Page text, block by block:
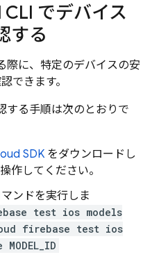
でデバイス
する
際に、特定のデバイスの安
できます。
する手順は次のとおりで
SDK をダウンロードし
作してください。
ンドを実行しま
test ios models
firebase test ios